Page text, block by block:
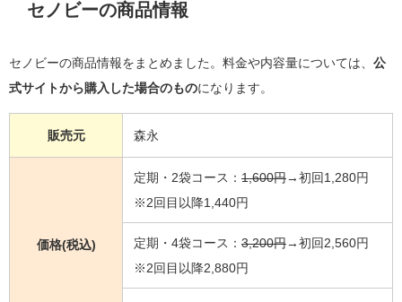
セノビーの商品情報
セノビーの商品情報をまとめました。料金や内容量については、 公
式サイトから購入した場合のものになります。
販売元 森永
価格(税込)
定期・2袋コース： 1,600円→初回1,280円
※2回目以降1,440円
定期・4袋コース： 3,200円→初回2,560円
※2回目以降2,880円